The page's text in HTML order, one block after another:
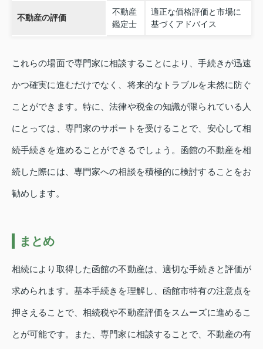
不動産の評価
不動産
鑑定士
適正な価格評価と市場に
基づくアドバイス
これらの場面で専門家に相談することにより、手続きが迅速
かつ確実に進むだけでなく、将来的なトラブルを未然に防ぐ
ことができます。特に、法律や税金の知識が限られている人
にとっては、専門家のサポートを受けることで、安心して相
続手続きを進めることができるでしょう。函館の不動産を相
続した際には、専門家への相談を積極的に検討することをお
勧めします。
まとめ
相続により取得した函館の不動産は、適切な手続きと評価が
求められます。基本手続きを理解し、函館市特有の注意点を
押さえることで、相続税や不動産評価をスムーズに進めるこ
とが可能です。また、専門家に相談することで、不動産の有